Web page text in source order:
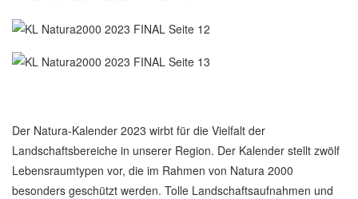
Der Natura-Kalender 2023 wirbt für die Vielfalt der
Landschaftsbereiche in unserer Region. Der Kalender stellt zwölf
Lebensraumtypen vor, die im Rahmen von Natura 2000
besonders geschützt werden. Tolle Landschaftsaufnahmen und